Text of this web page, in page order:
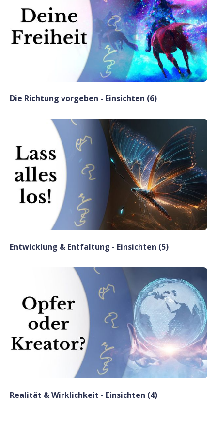
Die Richtung vorgeben - Einsichten (6)
Entwicklung & Entfaltung - Einsichten (5)
Realität & Wirklichkeit - Einsichten (4)